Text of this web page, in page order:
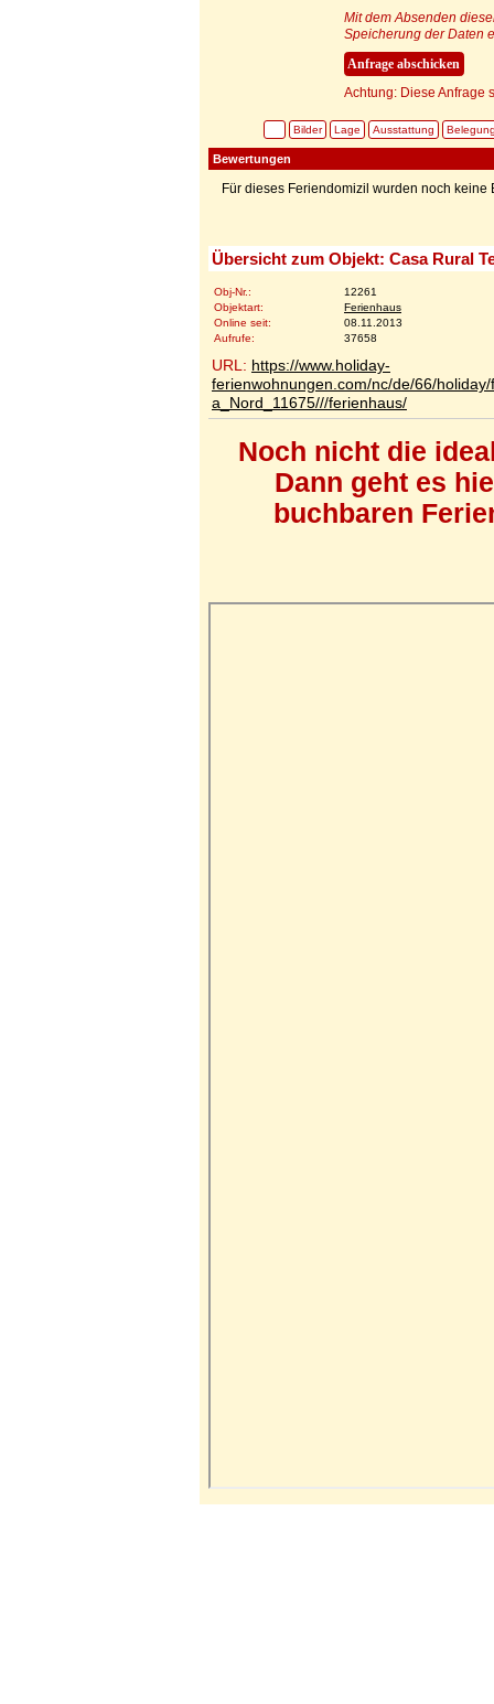
Mit dem Absenden
Speicherung der Daten
Achtung: Diese Anfrage
Bilder Lage Ausstattung
Bewertungen
Für dieses Feriendomizil wurden noch
Übersicht zum Objekt: Casa Rural
Obj-Nr.:
12261
Objektart:
Ferienhaus
Online seit:
08.11.2013
Aufrufe:
37658
URL: https://www.holiday-
ferienwohnungen.com/nc/de/66/
a_Nord_11675///ferienhaus/
Noch nicht die
Dann geht es
buchbaren